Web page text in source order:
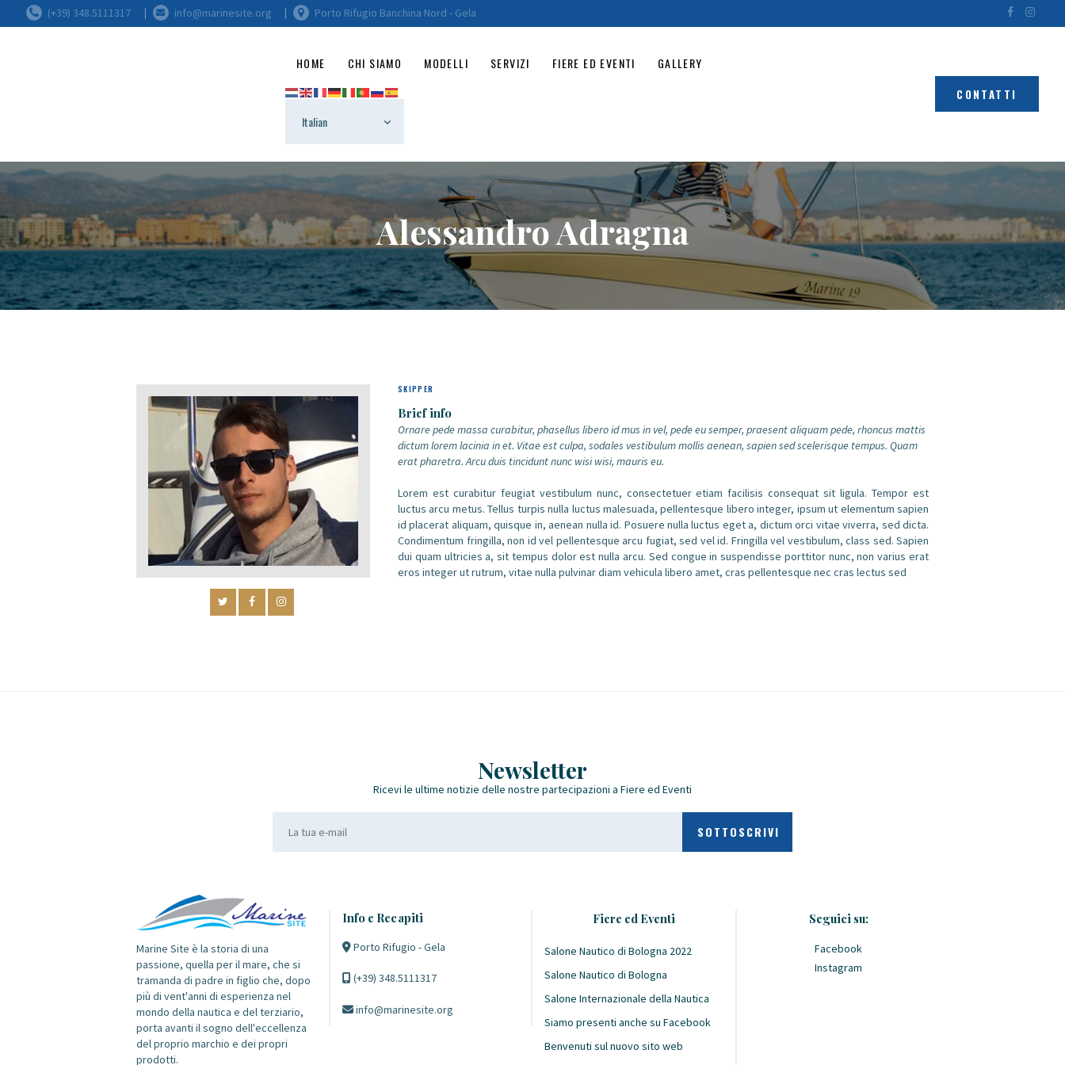
(+39) 348.5111317 info@marinesite.org Porto Rifugio Banchina Nord - Gela
HOME CHI SIAMO MODELLI SERVIZI FIERE ED EVENTI GALLERY
CONTATTI
Alessandro Adragna
HOME
CHI SIAMO
FIERE ED EVENTI
GALLERY
SKIPPER
Brief info
Ornare pede massa curabitur, phasellus libero id mus in vel, pede eu semper, praesent aliquam pede, rhoncus mattis
dictum lorem lacinia in et. Vitae est culpa, sodales vestibulum mollis aenean, sapien sed scelerisque tempus. Quam
erat pharetra. Arcu duis tincidunt nunc wisi wisi, mauris eu.
Lorem est curabitur feugiat vestibulum nunc, consectetuer etiam facilisis consequat sit ligula. Tempor est
luctus arcu metus. Tellus turpis nulla luctus malesuada, pellentesque libero integer, ipsum ut elementum sapien
id placerat aliquam, quisque in, aenean nulla id. Posuere nulla luctus eget a, dictum orci vitae viverra, sed dicta.
Condimentum fringilla, non id vel pellentesque arcu fugiat, sed vel id. Fringilla vel vestibulum, class sed. Sapien
dui quam ultricies a, sit tempus dolor est nulla arcu. Sed congue in suspendisse porttitor nunc, non varius erat
eros integer ut rutrum, vitae nulla pulvinar diam vehicula libero amet, cras pellentesque nec cras lectus sed
Newsletter
Ricevi le ultime notizie delle nostre partecipazioni a Fiere ed Eventi
Marine Site è la storia di una
passione, quella per il mare, che si
tramanda di padre in figlio che, dopo
più di vent'anni di esperienza nel
mondo della nautica e del terziario,
porta avanti il sogno dell'eccellenza
del proprio marchio e dei propri
prodotti.
Info e Recapiti
Porto Rifugio - Gela
(+39) 348.5111317
info@marinesite.org
Fiere ed Eventi
Salone Nautico di Bologna 2022
Salone Nautico di Bologna
Salone Internazionale della Nautica
Siamo presenti anche su Facebook
Benvenuti sul nuovo sito web
Seguici su:
Facebook
Instagram